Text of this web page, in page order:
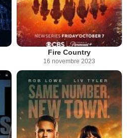
Fire Country
16 novembre 2023